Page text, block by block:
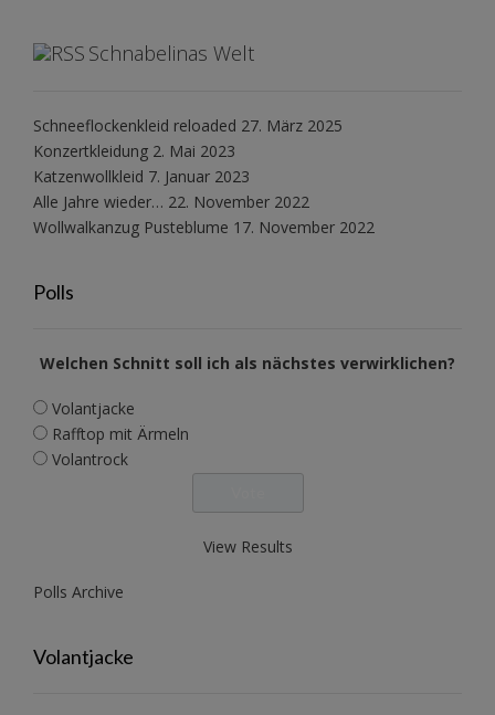
Schnabelinas Welt
Schneeflockenkleid reloaded 27. März 2025
Konzertkleidung 2. Mai 2023
Katzenwollkleid 7. Januar 2023
Alle Jahre wieder… 22. November 2022
Wollwalkanzug Pusteblume 17. November 2022
Polls
Welchen Schnitt soll ich als nächstes verwirklichen?
Volantjacke
Rafftop mit Ärmeln
Volantrock
View Results
Polls Archive
Volantjacke